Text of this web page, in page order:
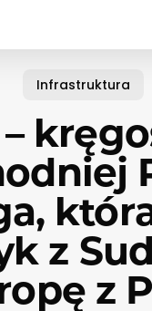
Infrastruktura
z
z